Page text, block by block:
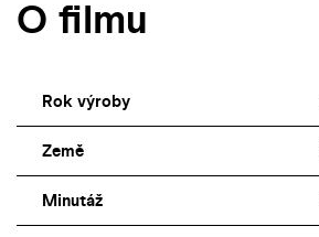
O filmu
Rok výroby
Země
Minutáž